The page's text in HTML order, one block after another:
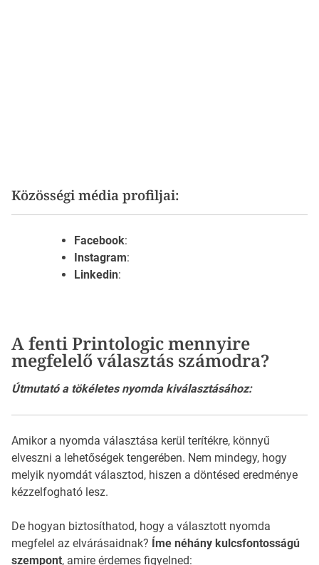
Közösségi média profiljai:
Facebook:
Instagram:
Linkedin:
A fenti Printologic mennyire
megfelelő választás számodra?
Útmutató a tökéletes nyomda kiválasztásához:
Amikor a nyomda választása kerül terítékre, könnyű
elveszni a lehetőségek tengerében. Nem mindegy, hogy
melyik nyomdát választod, hiszen a döntésed eredménye
kézzelfogható lesz.
De hogyan biztosíthatod, hogy a választott nyomda
megfelel az elvárásaidnak? Íme néhány kulcsfontosságú
szempont, amire érdemes figyelned: